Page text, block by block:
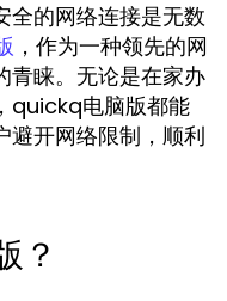
全的网络连接是无数
，作为一种领先的网
青睐。无论是在家办
quickq电脑版都能
避开网络限制，顺利
？